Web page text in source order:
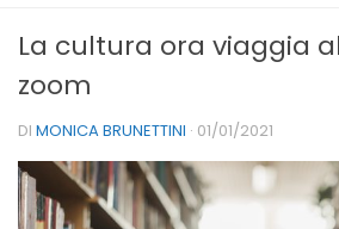
La cultura ora viaggia
zoom
DI MONICA BRUNETTINI · 01/01/2021